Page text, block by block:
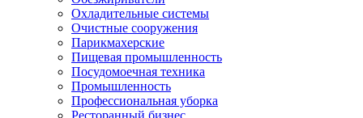
Охладительные системы
Очистные сооружения
Парикмахерские
Пищевая промышленность
Посудомоечная техника
Промышленность
Профессиональная уборка
Ресторанный бизнес